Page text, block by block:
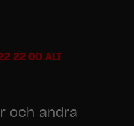
22 00 ALT
och andra